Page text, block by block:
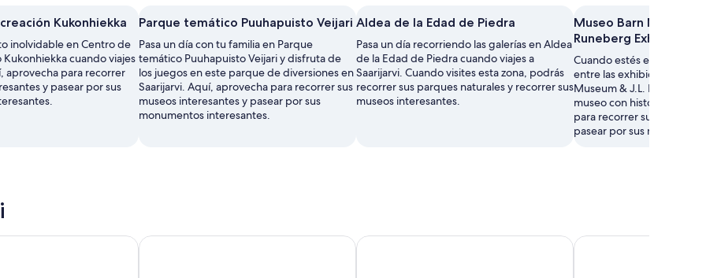
Kukonhiekka
inolvidable en Centro de
cuando viajes
aprovecha para recorrer
y pasear por sus
Parque temático Puuhapuisto Veijari
Pasa un día con tu familia en Parque
temático Puuhapuisto Veijari y disfruta de
los juegos en este parque de diversiones en
Saarijarvi. Aquí, aprovecha para recorrer sus
museos interesantes y pasear por sus
monumentos interesantes.
Aldea de la Edad de Piedra
Pasa un día recorriendo las galerías en Aldea
de la Edad de Piedra cuando viajes a
Saarijarvi. Cuando visites esta zona, podrás
recorrer sus parques naturales y recorrer sus
museos interesantes.
Museo Barn Museum
Runeberg Exhibition
Cuando estés en
entre las exhibiciones del
Museum & J.L. Runeberg
museo con historia
para recorrer sus museos
pasear por sus
Hotelli Wanha Kammari Wanhat Wehkeet - Myllyjoki Camping Varjola Holiday Center